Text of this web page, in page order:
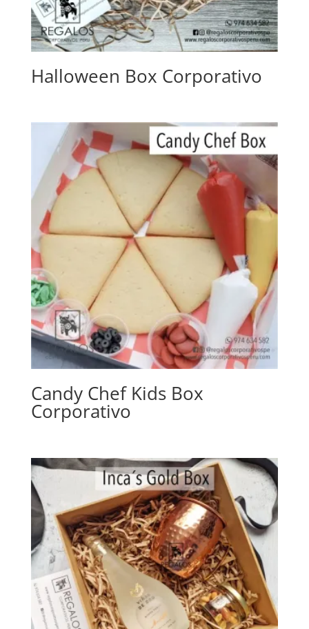
Halloween Box Corporativo
Candy Chef Kids Box
Corporativo